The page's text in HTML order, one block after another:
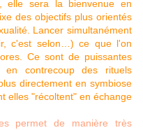
elle sera la bienvenue en
des objectifs plus orientés
Lancer simultanément
c'est selon…) ce que l'on
Ce sont de puissantes
en contrecoup des rituels
directement en symbiose
elles "récoltent" en échange
permet de manière très